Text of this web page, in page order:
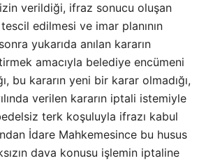
verildiği, ifraz sonucu oluşan
edilmesi ve imar planının
yukarıda anılan kararın
amacıyla belediye encümeni
bu kararın yeni bir karar olmadığı,
verilen kararın iptali istemiyle
terk koşuluyla ifrazı kabul
İdare Mahkemesince bu husus
dava konusu işlemin iptaline